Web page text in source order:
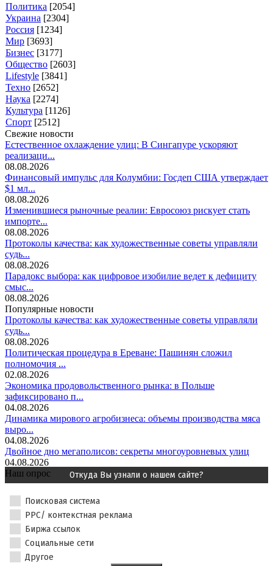
Политика [2054]
Украина [2304]
Россия [1234]
Мир [3693]
Бизнес [3177]
Общество [2603]
Lifestyle [3841]
Техно [2652]
Наука [2274]
Культура [1126]
Спорт [2512]
Свежие новости
Естественное охлаждение улиц: В Сингапуре ускоряют
реализаци...
08.08.2026
Финансовый импульс для Колумбии: Госдеп США утверждает
$1 мл...
08.08.2026
Изменившиеся рыночные реалии: Евросоюз рискует стать
импорте...
08.08.2026
Протоколы качества: как художественные советы управляли
судь...
08.08.2026
Парадокс выбора: как цифровое изобилие ведет к дефициту
смыс...
08.08.2026
Популярные новости
Протоколы качества: как художественные советы управляли
судь...
08.08.2026
Политическая процедура в Ереване: Пашинян сложил
полномочия ...
02.08.2026
Экономика продовольственного рынка: в Польше
зафиксировано п...
04.08.2026
Динамика мирового агробизнеса: объемы производства мяса
выро...
04.08.2026
Двойное дно мегаполисов: секреты многоуровневых улиц
04.08.2026
Наш опрос
Откуда Вы узнали о нашем сайте?
Поисковая система
PPC/ контекстная реклама
Биржа ссылок
Социальные сети
Другое